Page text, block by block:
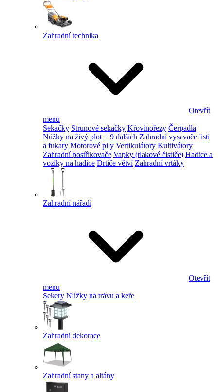
Zahradní technika
Otevřít
menu
Sekačky Strunové sekačky Křovinořezy Čerpadla
Nůžky na živý plot + 9 dalších Zahradní vysavače listí
a fukary Motorové pily Vertikulátory Kultivátory
Zahradní postřikovače Vapky (tlakové čističe) Hadice a
vozíky na hadice Drtiče větví Zahradní vrtáky
Zahradní nářadí
Otevřít
menu
Sekery Nůžky na trávu a keře
Zahradní dekorace
Zahradní stany a altány